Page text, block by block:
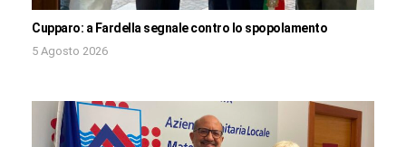
Cupparo: a Fardella segnale contro lo spopolamento
5 Agosto 2026